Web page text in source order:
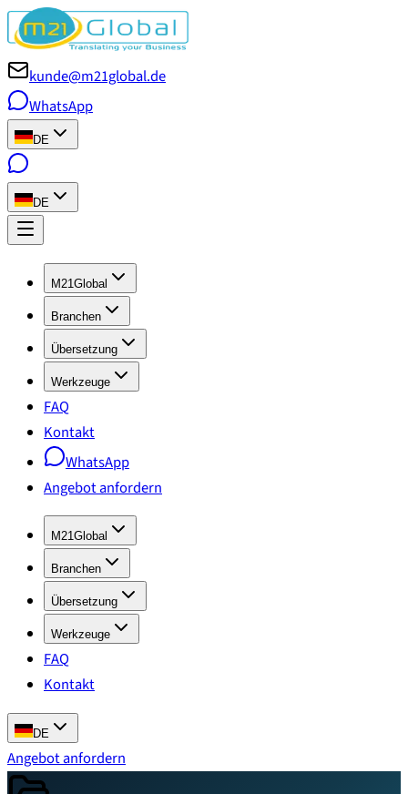
kunde@m21global.de
WhatsApp
DE
DE
M21Global
Branchen
Übersetzung
Werkzeuge
FAQ
Kontakt
WhatsApp
Angebot anfordern
M21Global
Branchen
Übersetzung
Werkzeuge
FAQ
Kontakt
DE
Angebot anfordern